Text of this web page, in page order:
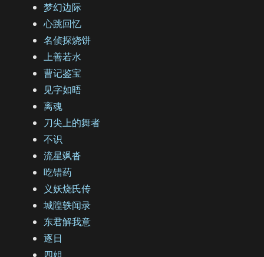
梦幻边际
心跳回忆
名侦探烧饼
上善若水
曹记鉴宝
见字如晤
离魂
刀尖上的舞者
不识
流星飒沓
吃错药
义妖烧氏传
城隍轶闻录
东君解我意
逐日